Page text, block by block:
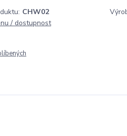
CHW02
/ dostupnost